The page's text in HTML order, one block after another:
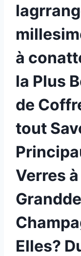
à
la Plus
de
tout
Verres
Elles?